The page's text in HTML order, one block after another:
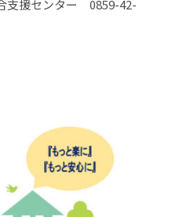
支援センター 0859-42-